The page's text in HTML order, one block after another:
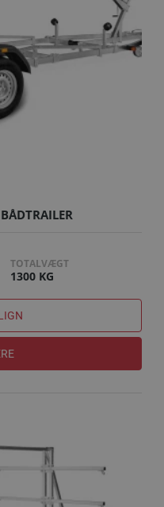
TOTALVÆGT
1300 KG